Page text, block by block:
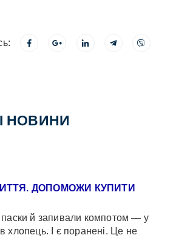
НОВИНИ
ДОПОМОЖИ КУПИТИ
й запивали компотом — у
хлопець. І є поранені. Це не